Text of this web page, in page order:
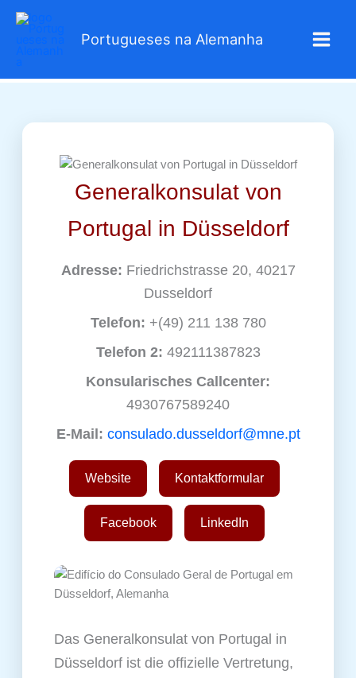
Zum
Inhalt
Portugueses na Alemanha
Generalkonsulat von
Portugal in Düsseldorf
Adresse: Friedrichstrasse 20, 40217
Dusseldorf
Telefon: +(49) 211 138 780
Telefon 2: 492111387823
Konsularisches Callcenter:
4930767589240
E‑Mail: consulado.dusseldorf@mne.pt
Website Kontaktformular
Facebook LinkedIn
Das Generalkonsulat von Portugal in
Düsseldorf ist die offizielle Vertretung,